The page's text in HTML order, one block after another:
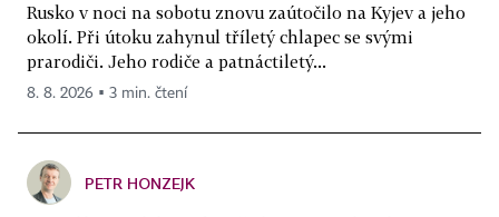
Rusko v noci na sobotu znovu zaútočilo na Kyjev a jeho
okolí. Při útoku zahynul tříletý chlapec se svými
prarodiči. Jeho rodiče a patnáctiletý...
8. 8. 2026 ▪ 3 min. čtení
PETR HONZEJK